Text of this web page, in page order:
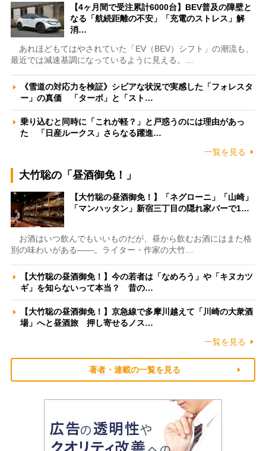
【4ヶ月間で受注累計6000台】BEV普及の障壁と
なる「航続距離の不安」「充電のストレス」解
消…
あれほどもてはやされていた「EV（BEV）シフト」の潮流も、
最近では減速基調になっているように見える。…
《雪道の対応力を検証》シビアな状況で実感した「フォレスタ
ー」の真価 「ターボ」と「スト…
乗り込むと同時に「これが軽？」と戸惑うのには理由があっ
た 「日産ルークス」さらなる躍進…
一覧を見る
大竹聡の「昼酒御免！」
【大竹聡の昼酒御免！】「ネグローニ」「山崎」
「マンハッタン」新宿三丁目の隠れ家バーで1…
お酒はいつ飲んでもいいものだが、昼から飲むお酒にはまた格
別の味わいがある――。ライター・作家の大竹…
【大竹聡の昼酒御免！】今の若者は「なめろう」や「キヌカツ
ギ」を知らないって本当？ 昔の…
【大竹聡の昼酒御免！】京急線で多摩川越えて「川崎の大衆酒
場」へと昼酒旅 押し寄せるノス…
一覧を見る
著者・連載の一覧を見る